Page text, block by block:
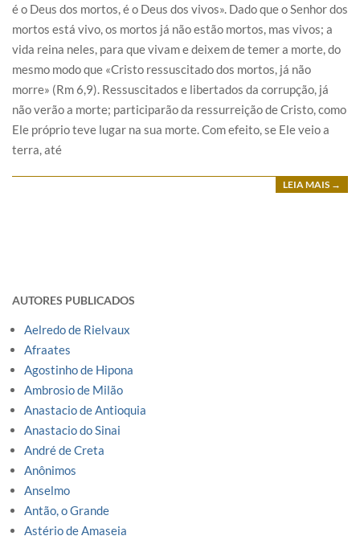
é o Deus dos mortos, é o Deus dos vivos». Dado que o Senhor dos
mortos está vivo, os mortos já não estão mortos, mas vivos; a
vida reina neles, para que vivam e deixem de temer a morte, do
mesmo modo que «Cristo ressuscitado dos mortos, já não
morre» (Rm 6,9). Ressuscitados e libertados da corrupção, já
não verão a morte; participarão da ressurreição de Cristo, como
Ele próprio teve lugar na sua morte. Com efeito, se Ele veio a
terra, até
LEIA MAIS →
AUTORES PUBLICADOS
Aelredo de Rielvaux
Afraates
Agostinho de Hipona
Ambrosio de Milão
Anastacio de Antioquia
Anastacio do Sinai
André de Creta
Anônimos
Anselmo
Antão, o Grande
Astério de Amaseia